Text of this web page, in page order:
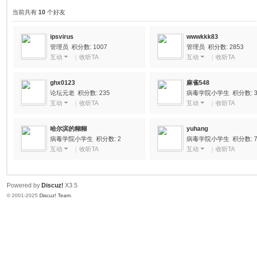
学
论
当前共有10 个好友
ipsvirus
管理员 积分数: 1007
互动
收听TA
wwwkkk83
管理员 积分数: 2853
互动
收听TA
ghx0123
论坛元老 积分数: 235
互动
收听TA
麻雀548
病毒学院小学生 积分数: 3
互动
收听TA
哈尔滨的糊糊
病毒学院小学生 积分数: 2
互动
收听TA
yuhang
病毒学院小学生 积分数: 7
互动
收听TA
Powered by Discuz! X3.5
© 2001-2025Discuz! Team